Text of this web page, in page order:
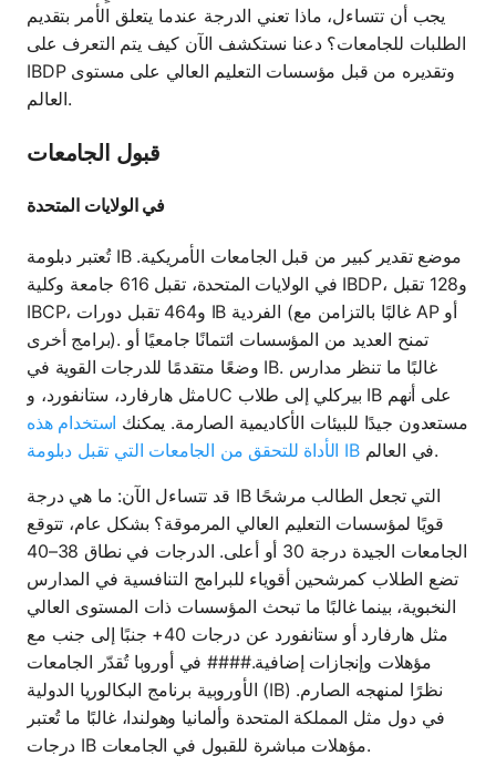
يجب أن تتساءل، ماذا تعني الدرجة عندما يتعلق الأمر بتقديم
الطلبات للجامعات؟ دعنا نستكشف الآن كيف يتم التعرف على
IBDP وتقديره من قبل مؤسسات التعليم العالي على مستوى
العالم.
قبول الجامعات
في الولايات المتحدة
تُعتبر دبلومة IB موضع تقدير كبير من قبل الجامعات الأمريكية.
في الولايات المتحدة، تقبل 616 جامعة وكلية IBDP، و128 تقبل
IBCP، و464 تقبل دورات IB الفردية (غالبًا بالتزامن مع AP أو
برامج أخرى). تمنح العديد من المؤسسات ائتمانًا جامعيًا أو
وضعًا متقدمًا للدرجات القوية في IB. غالبًا ما تنظر مدارس
مثل هارفارد، ستانفورد، وUC بيركلي إلى طلاب IB على أنهم
مستعدون جيدًا للبيئات الأكاديمية الصارمة. يمكنك استخدام هذه
الأداة للتحقق من الجامعات التي تقبل دبلومة IB
في العالم.
قد تتساءل الآن: ما هي درجة IB التي تجعل الطالب مرشحًا
قويًا لمؤسسات التعليم العالي المرموقة؟ بشكل عام، تتوقع
الجامعات الجيدة درجة 30 أو أعلى. الدرجات في نطاق 38–40
تضع الطلاب كمرشحين أقوياء للبرامج التنافسية في المدارس
النخبوية، بينما غالبًا ما تبحث المؤسسات ذات المستوى العالي
مثل هارفارد أو ستانفورد عن درجات 40+ جنبًا إلى جنب مع
مؤهلات وإنجازات إضافية.#### في أوروبا تُقدّر الجامعات
الأوروبية برنامج البكالوريا الدولية (IB) نظرًا لمنهجه الصارم.
في دول مثل المملكة المتحدة وألمانيا وهولندا، غالبًا ما تُعتبر
درجات IB مؤهلات مباشرة للقبول في الجامعات.